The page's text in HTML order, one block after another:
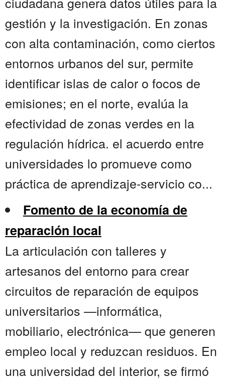
gestión y la investigación. En zonas
con alta contaminación, como ciertos
entornos urbanos del sur, permite
identificar islas de calor o focos de
emisiones; en el norte, evalúa la
efectividad de zonas verdes en la
regulación hídrica. el acuerdo entre
universidades lo promueve como
práctica de aprendizaje-servicio co...
Fomento de la economía de
reparación local
La articulación con talleres y
artesanos del entorno para crear
circuitos de reparación de equipos
universitarios —informática,
mobiliario, electrónica— que generen
empleo local y reduzcan residuos. En
una universidad del interior, se firmó